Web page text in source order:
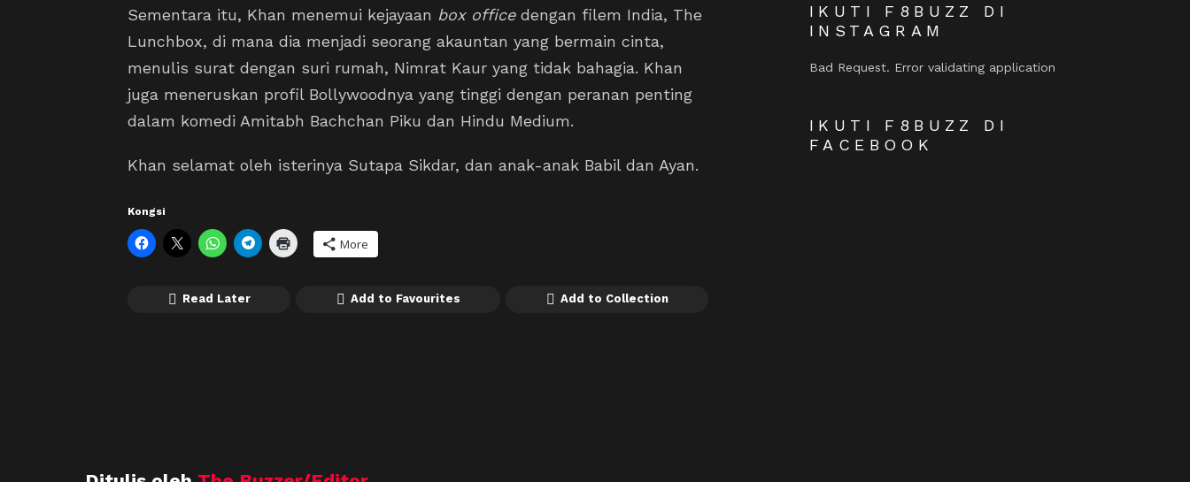
Sementara itu, Khan menemui kejayaan box officedengan filem India, The
Lunchbox, di mana dia menjadi seorang akauntan yang bermain cinta,
menulis surat dengan suri rumah, Nimrat Kaur yang tidak bahagia. Khan
juga meneruskan profil Bollywoodnya yang tinggi dengan peranan penting
dalam komedi Amitabh Bachchan Piku dan Hindu Medium.
Khan selamat oleh isterinya Sutapa Sikdar, dan anak-anak Babil dan Ayan.
Kongsi
More
Read Later Add to Favourites Add to Collection
IKUTI F8BUZZ DI
INSTAGRAM
Bad Request. Error validating application
IKUTI F8BUZZ DI
FACEBOOK